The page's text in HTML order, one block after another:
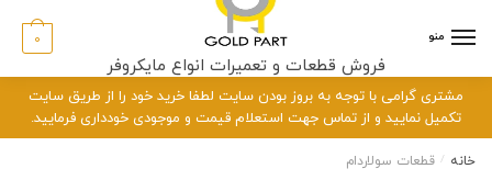
منو
فروش قطعات و تعمیرات انواع مایکروفر
0
مشتری گرامی با توجه به بروز بودن سایت لطفا خرید خود را از طریق سایت
تکمیل نمایید و از تماس جهت استعلام قیمت و موجودی خودداری فرمایید.
خانه / قطعات سولاردام